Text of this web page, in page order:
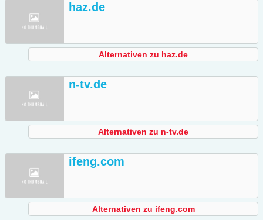
haz.de
Alternativen zu haz.de
n-tv.de
Alternativen zu n-tv.de
ifeng.com
Alternativen zu ifeng.com